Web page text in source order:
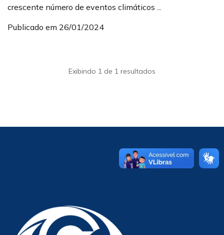
crescente número de eventos climáticos ...
Publicado em 26/01/2024
Exibindo 1 de 1 resultados